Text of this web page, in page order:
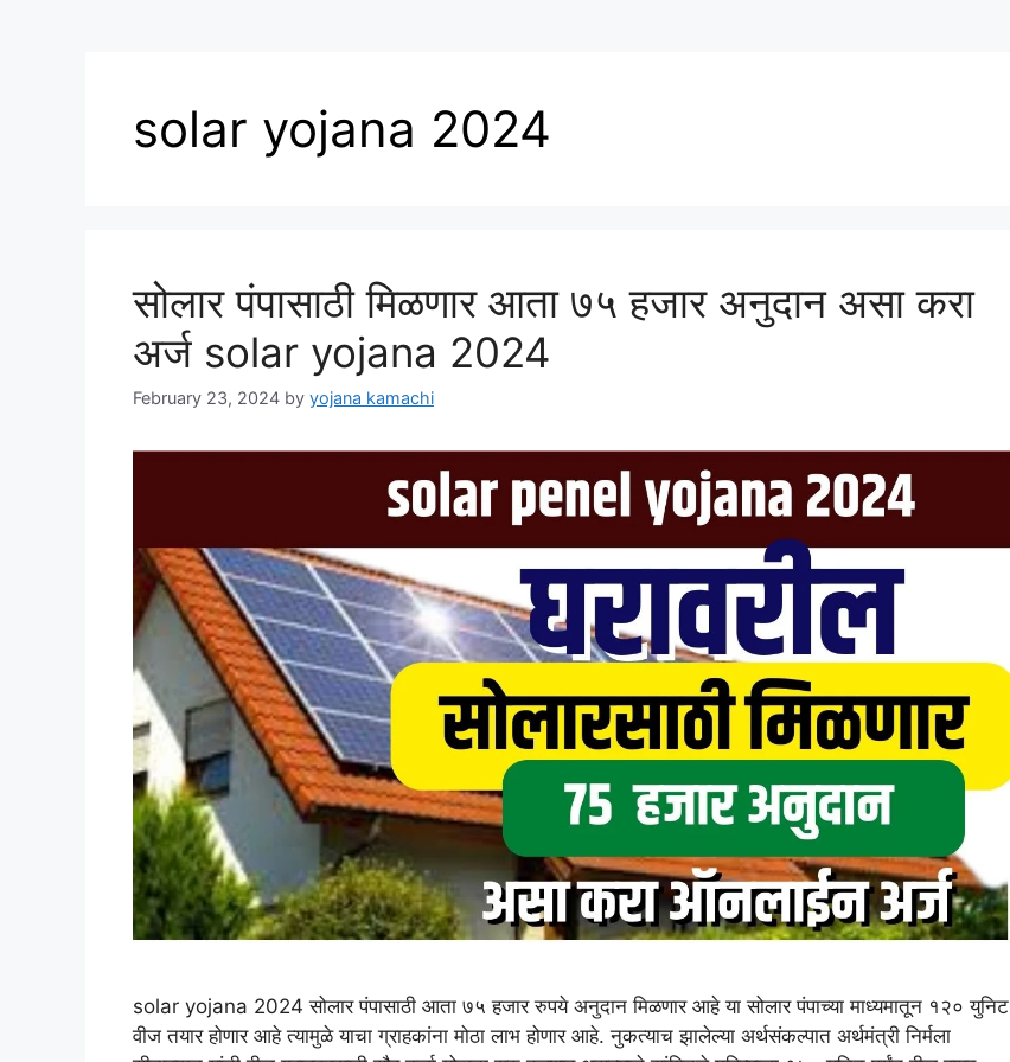
solar yojana 2024
सोलार पंपासाठी मिळणार आता ७५ हजार अनुदान असा करा
अर्ज solar yojana 2024
February 23, 2024 by yojana kamachi
solar yojana 2024 सोलार पंपासाठी आता ७५ हजार रुपये अनुदान मिळणार आहे या सोलार पंपाच्या माध्यमातून १२० युनिट
वीज तयार होणार आहे त्यामुळे याचा ग्राहकांना मोठा लाभ होणार आहे. नुकत्याच झालेल्या अर्थसंकल्पात अर्थमंत्री निर्मला